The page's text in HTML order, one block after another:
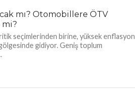
mı? Otomobillere ÖTV
seçimlerinden birine, yüksek enflasyon
gölgesinde gidiyor. Geniş toplum